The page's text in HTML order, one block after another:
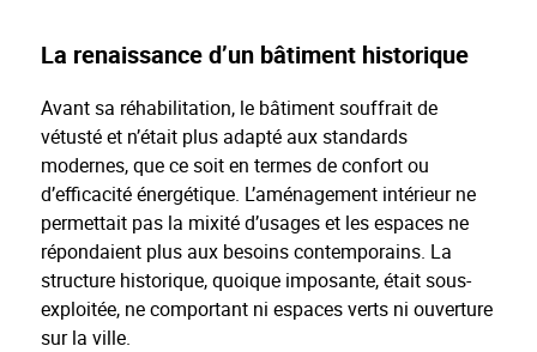
La renaissance d’un bâtiment historique
Avant sa réhabilitation, le bâtiment souffrait de
vétusté et n’était plus adapté aux standards
modernes, que ce soit en termes de confort ou
d’efficacité énergétique. L’aménagement intérieur ne
permettait pas la mixité d’usages et les espaces ne
répondaient plus aux besoins contemporains. La
structure historique, quoique imposante, était sous-
exploitée, ne comportant ni espaces verts ni ouverture
sur la ville.